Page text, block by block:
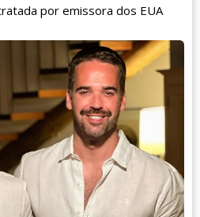
por emissora dos EUA